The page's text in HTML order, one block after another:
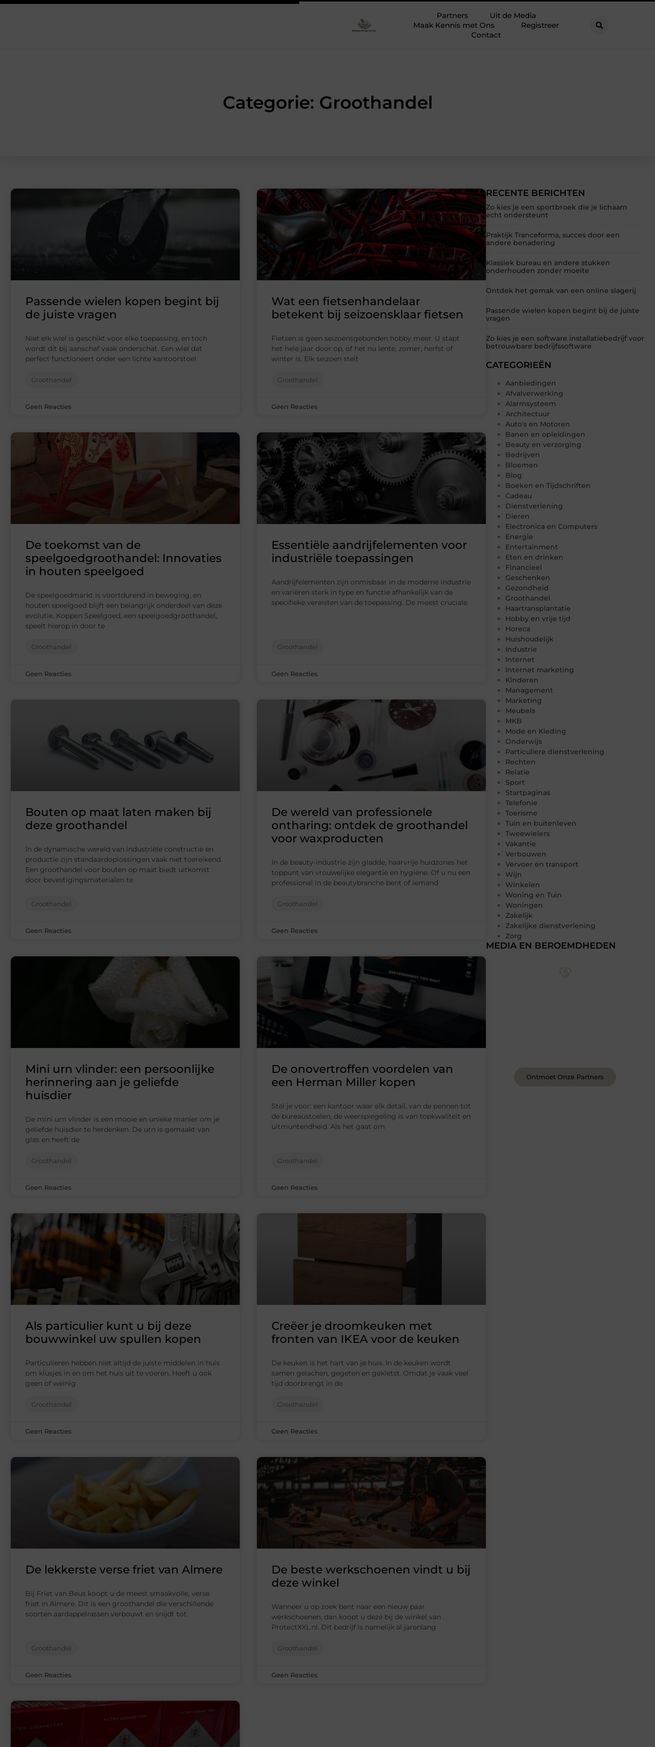
Partners
Uit de Media
Maak Kennis met Ons
Registreer
Contact
Categorie: Groothandel
RECENTE BERICHTEN
Zo kies je een sportbroek die je lichaam
echt ondersteunt
Praktijk Tranceforma, succes door een
andere benadering
Klassiek bureau en andere stukken
onderhouden zonder moeite
Ontdek het gemak van een online slagerij
Passende wielen kopen begint bij de juiste
vragen
Zo kies je een software installatiebedrijf voor
betrouwbare bedrijfssoftware
CATEGORIEËN
Aanbiedingen
Afvalverwerking
Alarmsysteem
Architectuur
Auto's en Motoren
Banen en opleidingen
Beauty en verzorging
Bedrijven
Bloemen
Blog
Boeken en Tijdschriften
Cadeau
Dienstverlening
Dieren
Electronica en Computers
Energie
Entertainment
Eten en drinken
Financieel
Geschenken
Gezondheid
Groothandel
Haartransplantatie
Hobby en vrije tijd
Horeca
Huishoudelijk
Industrie
Internet
Internet marketing
Kinderen
Management
Marketing
Meubels
MKB
Mode en Kleding
Onderwijs
Particuliere dienstverlening
Rechten
Relatie
Sport
Startpaginas
Telefonie
Toerisme
Tuin en buitenleven
Tweewielers
Vakantie
Verbouwen
Vervoer en transport
Wijn
Winkelen
Woning en Tuin
Woningen
Zakelijk
Zakelijke dienstverlening
Zorg
MEDIA EN BEROEMDHEDEN
Ontmoet Onze Partners
Passende wielen kopen begint bij
de juiste vragen
Niet elk wiel is geschikt voor elke toepassing, en toch
wordt dit bij aanschaf vaak onderschat. Een wiel dat
perfect functioneert onder een lichte kantoorstoel
Groothandel
Geen Reacties
Wat een fietsenhandelaar
betekent bij seizoensklaar fietsen
Fietsen is geen seizoensgebonden hobby meer. U stapt
het hele jaar door op, of het nu lente, zomer, herfst of
winter is. Elk seizoen stelt
Groothandel
Geen Reacties
De toekomst van de
speelgoedgroothandel: Innovaties
in houten speelgoed
De speelgoedmarkt is voortdurend in beweging, en
houten speelgoed blijft een belangrijk onderdeel van deze
evolutie. Koppen Speelgoed, een speelgoedgroothandel,
speelt hierop in door te
Groothandel
Geen Reacties
Essentiële aandrijfelementen voor
industriële toepassingen
Aandrijfelementen zijn onmisbaar in de moderne industrie
en variëren sterk in type en functie afhankelijk van de
specifieke vereisten van de toepassing. De meest cruciale
Groothandel
Geen Reacties
Bouten op maat laten maken bij
deze groothandel
In de dynamische wereld van industriële constructie en
productie zijn standaardoplossingen vaak niet toereikend.
Een groothandel voor bouten op maat biedt uitkomst
door bevestigingsmaterialen te
Groothandel
Geen Reacties
De wereld van professionele
ontharing: ontdek de groothandel
voor waxproducten
In de beauty-industrie zijn gladde, haarvrije huidzones het
toppunt van vrouwelijke elegantie en hygiëne. Of u nu een
professional in de beautybranche bent of iemand
Groothandel
Geen Reacties
Mini urn vlinder: een persoonlijke
herinnering aan je geliefde
huisdier
De mini urn vlinder is een mooie en unieke manier om je
geliefde huisdier te herdenken. De urn is gemaakt van
glas en heeft de
Groothandel
Geen Reacties
De onovertroffen voordelen van
een Herman Miller kopen
Stel je voor: een kantoor waar elk detail, van de pennen tot
de bureaustoelen, de weerspiegeling is van topkwaliteit en
uitmuntendheid. Als het gaat om
Groothandel
Geen Reacties
Als particulier kunt u bij deze
bouwwinkel uw spullen kopen
Particulieren hebben niet altijd de juiste middelen in huis
om klusjes in en om het huis uit te voeren. Heeft u ook
geen of weinig
Groothandel
Geen Reacties
Creëer je droomkeuken met
fronten van IKEA voor de keuken
De keuken is het hart van je huis. In de keuken wordt
samen gelachen, gegeten en gekletst. Omdat je vaak veel
tijd doorbrengt in de
Groothandel
Geen Reacties
De lekkerste verse friet van Almere
Bij Friet van Beus koopt u de meest smaakvolle, verse
friet in Almere. Dit is een groothandel die verschillende
soorten aardappelrassen verbouwt en snijdt tot
Groothandel
Geen Reacties
De beste werkschoenen vindt u bij
deze winkel
Wanneer u op zoek bent naar een nieuw paar
werkschoenen, dan koopt u deze bij de winkel van
ProtectXXL.nl. Dit bedrijf is namelijk al jarenlang
Groothandel
Geen Reacties